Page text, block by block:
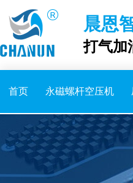
晨恩
打气加
首页 永磁螺杆空压机